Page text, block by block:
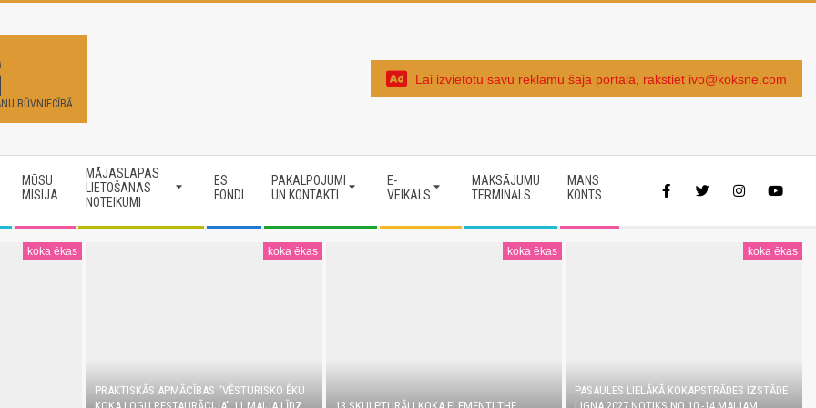
BŪVNIECĪBĀ
Lai izvietotu savu reklāmu šajā portālā, rakstiet ivo@koksne.com
MŪSU
MISIJA
MĀJASLAPAS
LIETOŠANAS
NOTEIKUMI
ES
FONDI
PAKALPOJUMI
UN KONTAKTI
E-
VEIKALS
MAKSĀJUMU
TERMINĀLS
MANS
KONTS
koka ēkas koka ēkas
PRAKTISKĀS APMĀCĪBAS “VĒSTURISKO ĒKU
koka ēkas koka ēkas
PASAULES LIELĀKĀ KOKAPSTRĀDES IZSTĀDE